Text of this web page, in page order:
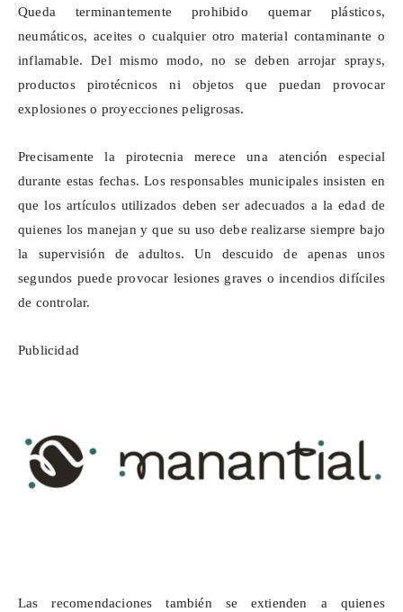
Queda terminantemente prohibido quemar plásticos,
neumáticos, aceites o cualquier otro material contaminante o
inflamable. Del mismo modo, no se deben arrojar sprays,
productos pirotécnicos ni objetos que puedan provocar
explosiones o proyecciones peligrosas.
Precisamente la pirotecnia merece una atención especial
durante estas fechas. Los responsables municipales insisten en
que los artículos utilizados deben ser adecuados a la edad de
quienes los manejan y que su uso debe realizarse siempre bajo
la supervisión de adultos. Un descuido de apenas unos
segundos puede provocar lesiones graves o incendios difíciles
de controlar.
Publicidad
Las recomendaciones también se extienden a quienes